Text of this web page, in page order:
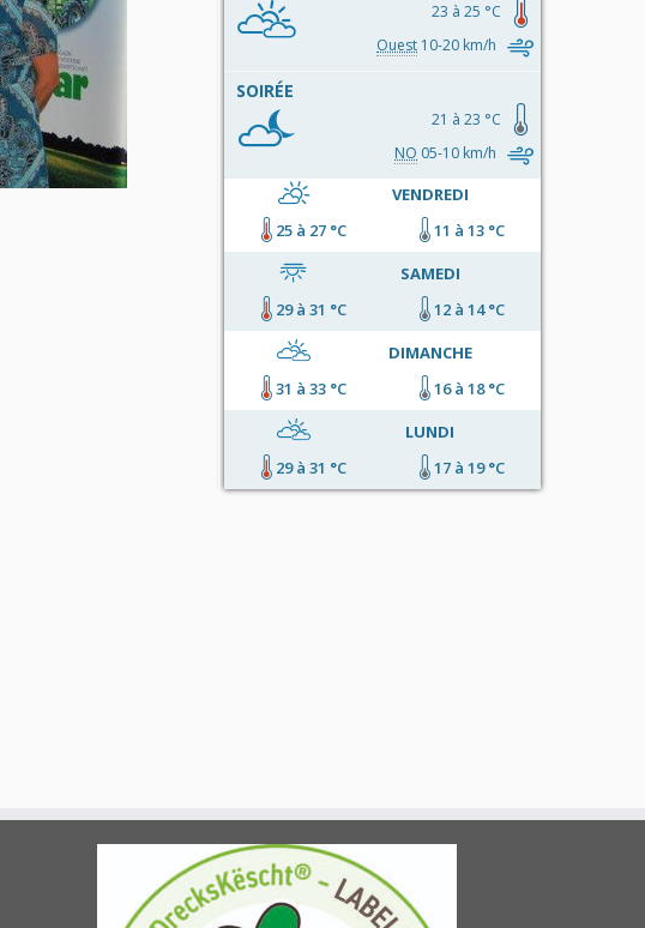
23 à 25 °C
Ouest 10-20 km/h
SOIRÉE
21 à 23 °C
NO 05-10 km/h
VENDREDI
25 à 27 °C
11 à 13 °C
SAMEDI
29 à 31 °C
12 à 14 °C
DIMANCHE
31 à 33 °C
16 à 18 °C
LUNDI
29 à 31 °C
17 à 19 °C